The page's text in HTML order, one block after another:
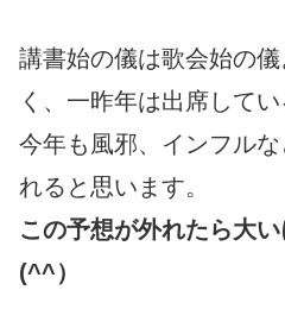
講書始の儀は歌会始の
く、一昨年は出席して
今年も風邪、インフル
れると思います。
この予想が外れたら大
(^^）